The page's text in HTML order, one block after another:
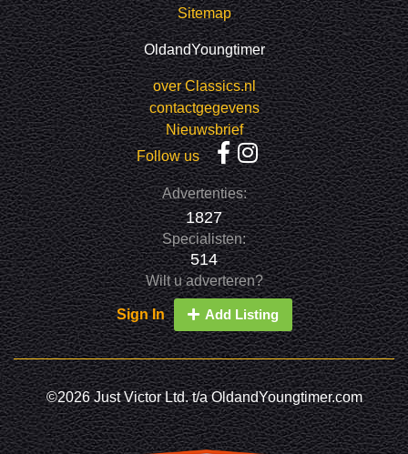
Sitemap
OldandYoungtimer
over Classics.nl
contactgegevens
Nieuwsbrief
Follow us
Advertenties:
1827
Specialisten:
514
Wilt u adverteren?
Sign In Add Listing
©2026 Just Victor Ltd. t/a OldandYoungtimer.com